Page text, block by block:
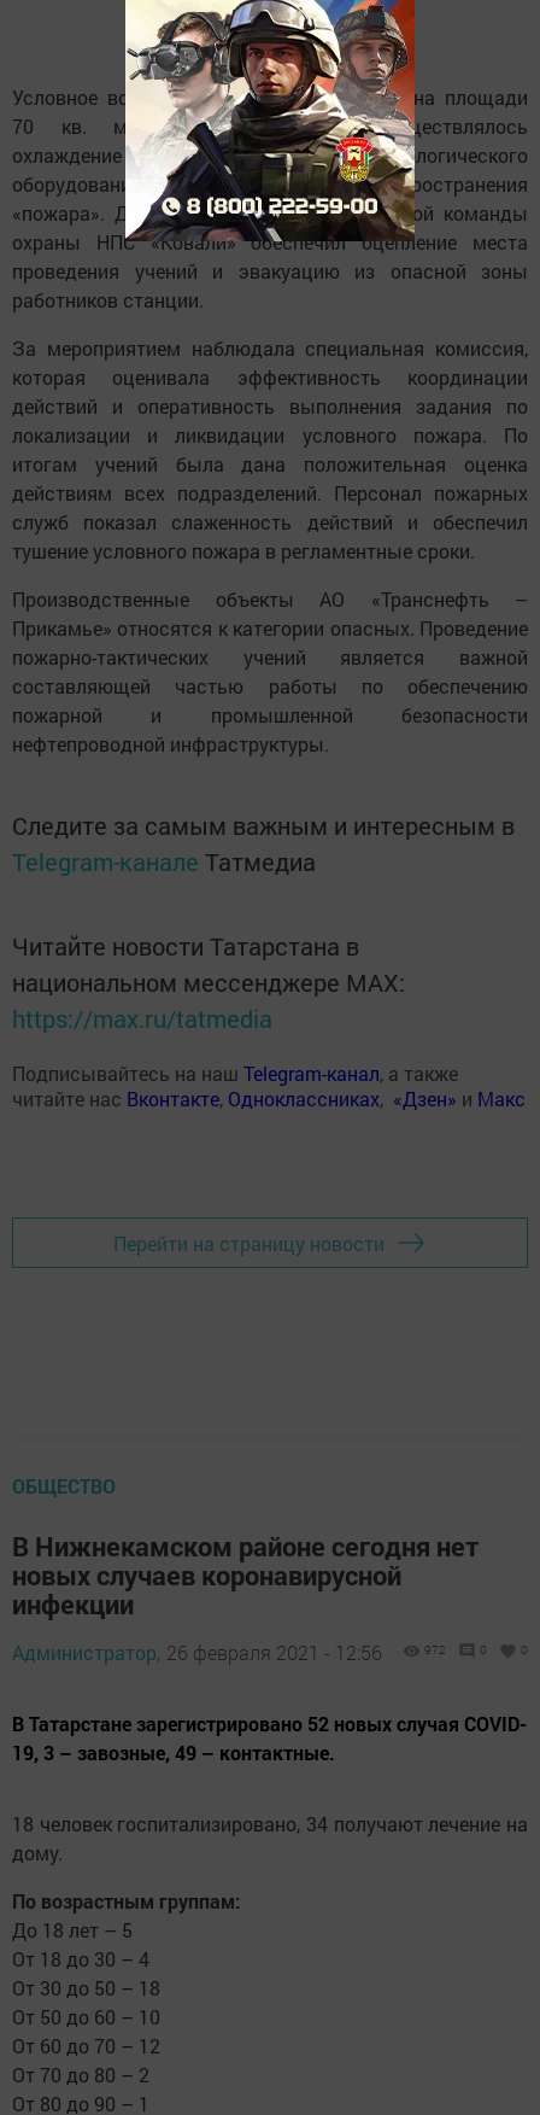
Условное возгорание было локализовано на площади
70 кв. метров. Одновременно осуществлялось
охлаждение зданий, сооружений, технологического
оборудования для предотвращения распространения
«пожара». Дежурный караул ведомственной команды
охраны НПС «Ковали» обеспечил оцепление места
проведения учений и эвакуацию из опасной зоны
работников станции.
За мероприятием наблюдала специальная комиссия,
которая оценивала эффективность координации
действий и оперативность выполнения задания по
локализации и ликвидации условного пожара. По
итогам учений была дана положительная оценка
действиям всех подразделений. Персонал пожарных
служб показал слаженность действий и обеспечил
тушение условного пожара в регламентные сроки.
Производственные объекты АО «Транснефть –
Прикамье» относятся к категории опасных. Проведение
пожарно-тактических учений является важной
составляющей частью работы по обеспечению
пожарной и промышленной безопасности
нефтепроводной инфраструктуры.
Следите за самым важным и интересным в
Telegram-канале Татмедиа
Читайте новости Татарстана в
национальном мессенджере MАХ:
https://max.ru/tatmedia
Подписывайтесь на наш Telegram-канал, а также
читайте нас Вконтакте, Одноклассниках, «Дзен» и Макс
Перейти на страницу новости
ОБЩЕСТВО
В Нижнекамском районе сегодня нет
новых случаев коронавирусной
инфекции
Администратор, 26 февраля 2021 - 12:56 972 0 0
В Татарстане зарегистрировано 52 новых случая COVID-
19, 3 – завозные, 49 – контактные.
18 человек госпитализировано, 34 получают лечение на
дому.
По возрастным группам:
До 18 лет – 5
От 18 до 30 – 4
От 30 до 50 – 18
От 50 до 60 – 10
От 60 до 70 – 12
От 70 до 80 – 2
От 80 до 90 – 1